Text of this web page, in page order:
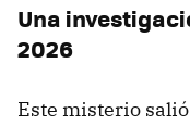
Una
2026
Este misterio